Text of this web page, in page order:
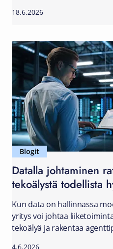
18.6.2026
Blogit
Datalla johtaminen
tekoälystä todellista
Kun data on hallinnassa
yritys voi johtaa
tekoälyä ja rakentaa
4.6.2026